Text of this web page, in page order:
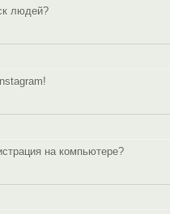
людей?
на компьютере?